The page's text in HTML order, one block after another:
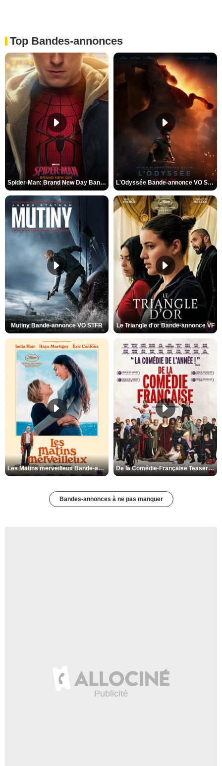
Top Bandes-annonces
Spider-Man: Brand New Day Bande-annonce VO STFR L'Odyssée Bande-annonce VO STFR
Mutiny Bande-annonce VO STFR Le Triangle d'or Bande-annonce VF
Les Matins merveilleux Bande-annonce VF De la Comédie-Française Teaser VF
Bandes-annonces à ne pas manquer